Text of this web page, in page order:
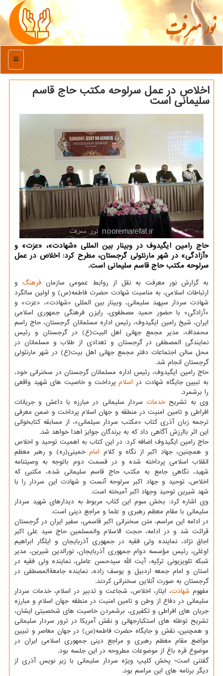
نور معرفت
منو
اخلاص در عمل سرلوحه مكتب حاج قاسم
سلیمانی است
حاج رامین ایگیدوف در وبینار بین المللی «شهادت»، «عزت» و
«آزادگی» در شهر مارنئولی گرجستان، مطرح کرد: اخلاص در عمل
سرلوحه مکتب حاج قاسم سلیمانی است.
به گزارش نور معرفت به نقل از روابط عمومی سازمان فرهنگ و
ارتباطات اسلامی، به مناسبت شهادت حضرت فاطمه(س) و اولین سالگرد
شهادت سردار سپهبد سلیمانی، وبینار بین المللی «شهادت»، «عزت» و
«آزادگی» با حضور حمید مصطفوی، رایزن فرهنگی جمهوری اسلامی
ایران، شیخ رامین ایگیدوف، رئیس اداره مسلمانان گرجستان، حاج راسم
محمداف، مدیر مجمع جهانی اهل البیت(ع) در گرجستان و رئیس
نمایندگی المصطفی در گرجستان و تعدادی از طلاب و مسلمانان در
محل سالن اجتماعات دفتر مجمع جهانی اهل بیت(ع) در شهر مارنئولی
گرجستان انجام شد.
حاج رامین ایگیدوف، رئیس اداره مسلمانان گرجستان در سخنرانی خود،
به تبیین جایگاه شهادت در اسلامپرداخت و خاصیت های شهید واقعی
را برشمرد.
وی به تشریح خدمات سردار سلیمانی در مبارزه با داعش و جریانات
افراطی و تامین امنیت در منطقه و جهان اسلام پرداخت و ضمن معرفی
ترجمه زبان آذری کتاب «مکتب سردار سیلمانی»، از مسابقه کتابخوانی
این اثر باارزش آگاهی داد که به برندگان جوایز اهدا خواهد شد.
حاج رامین ایگیدوف اضافه کرد: در این کتاب به اهمیت توحید و اخلاص
و همچنین، جهاد اکبر از نگاه و کلام امامخمینی(ره) و رهبر معظم
انقلاب اسلامی پرداخته شده و در قسمت دوم باتوجه به وصیت‎نامه
شهید، نگاهی جامع به مکتب حاج قاسم سلیمانی شده، مکتبی که
اخلاص، توحید و جهاد اکبر سرلوحه آنست و شهادت این سردار را با
شهد شیرین توحید وجهاد اکبر آمیخته است.
وی اشاره کرد: بخش سوم این کتاب مربوط به دیدارهای شهید سردار
سلیمانی با مقام معظم رهبری و علما و مراجع دینی است.
در ادامه این مراسم، متن سخنرانی اکبر قاسمی، سفیر ایران در گرجستان
قرائت شد و در ادامه، حجت الاسلام والمسلمین حاج سید علی اکبر
اجاق نژاد، نماینده ولی فقیه در جمهوری آذربایجان و ایلگار ابراهیم
اوغلی، رئیس مؤسسه دوام جمهوری آذربایجان، نورالدین شیرین، مدیر
شبکه تلویزیونی ترکیه، آیت الله سیدحسن عاملی، نماینده ولی فقیه در
استان و امام جمعه اردبیل و یوسف زاده، نماینده جامعةالمصطفی در
گرجستان به صورت آنلاین سخنرانی کردند.
مفهوم شهادت، ایثار، اخلاص، شجاعت و تدبیر در اسلام، خدمات سردار
سلیمانی در دفاع از وطن و تامین امنیت در منطقه جهان اسلام و مبارزه
جریان های افراطی و تکفیری، برشمردن خاصیت های شخصیتی ایشان،
تشریح توطئه های استکبارجهانی و نقش آمریکا در ترور سردار سلیمانی
و همچنین، نقش و جایگاه حضرت فاطمه(س) در جهان معاصر و تبیین
مواضع مقام معظم رهبری و مراجع دینی جمهوری اسلامی ایران در
موضوع قره باغ از موضوعات مطروحه در این جلسه بود.
گفتنی است؛ پخش کلیپ ویژه سردار سلیمانی با زیر نویس آذری از
دیگر برنامه های این مراسم بود.